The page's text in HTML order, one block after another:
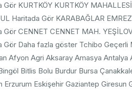
Gör KURTKÖY KURTKÖY
Haritada Gör KARABAĞLAR
Gör CENNET CENNET MAH.
Gör Daha fazla göster Tchibo
Afyon Agri Aksaray Amasya Antalya
Bitlis Bolu Burdur Bursa
Erzurum Eskişehir Gaziantep Giresun